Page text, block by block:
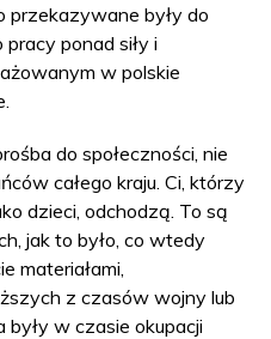
przekazywane były do
ponad siły i
w polskie
do społeczności, nie
całego kraju. Ci, którzy
dzieci, odchodzą. To są
jak to było, co wtedy
materiałami,
z czasów wojny lub
były w czasie okupacji